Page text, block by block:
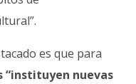
es que para
“instituyen nuevas